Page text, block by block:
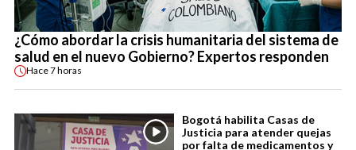
¿Cómo abordar la crisis humanitaria del sistema de
salud en el nuevo Gobierno? Expertos responden
Hace7 horas
Bogotá habilita Casas de
Justicia para atender quejas
por falta de medicamentos y